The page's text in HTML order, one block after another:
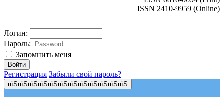
ISSN 2410-9959 (Online)
Логин:
Пароль:
Запомнить меня
Регистрация Забыли свой пароль?
пїЅпїЅпїЅпїЅпїЅпїЅпїЅпїЅпїЅпїЅпїЅпїЅ